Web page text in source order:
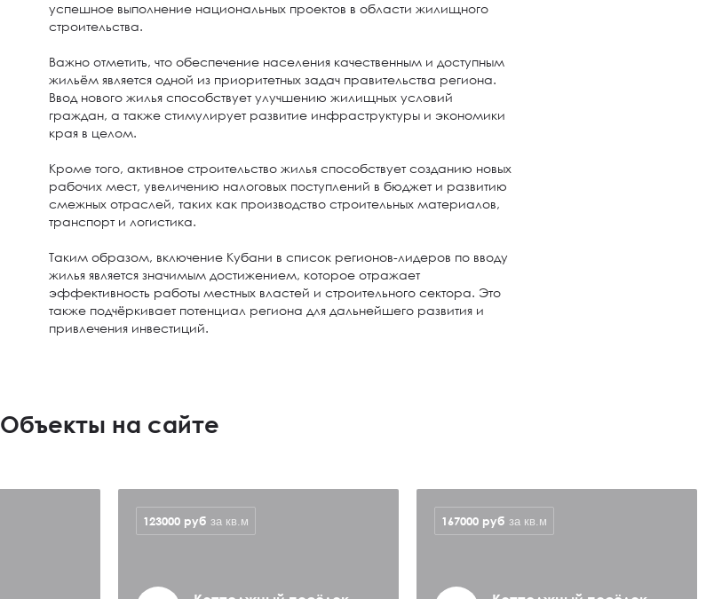
успешное выполнение национальных проектов в области жилищного
строительства.
Важно отметить, что обеспечение населения качественным и доступным
жильём является одной из приоритетных задач правительства региона.
Ввод нового жилья способствует улучшению жилищных условий
граждан, а также стимулирует развитие инфраструктуры и экономики
края в целом.
Кроме того, активное строительство жилья способствует созданию новых
рабочих мест, увеличению налоговых поступлений в бюджет и развитию
смежных отраслей, таких как производство строительных материалов,
транспорт и логистика.
Таким образом, включение Кубани в список регионов-лидеров по вводу
жилья является значимым достижением, которое отражает
эффективность работы местных властей и строительного сектора. Это
также подчёркивает потенциал региона для дальнейшего развития и
привлечения инвестиций.
Объекты на сайте
123000 руб за кв.м 167000 руб за кв.м